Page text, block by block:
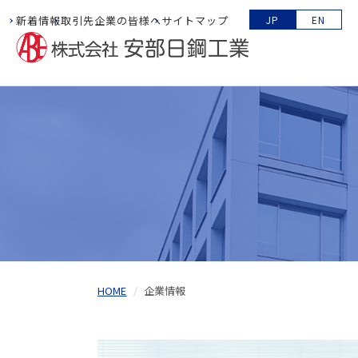
新着情報取引先企業の皆様へサイトマップ JP EN
HOME 企業情報